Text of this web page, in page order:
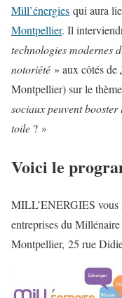
Mill’énergies qui aura
Montpellier. Il
technologies modernes
notoriété » aux côtés de
Montpellier) sur le
sociaux peuvent
toile ? »
Voici le
MILL’ENERGIES vous
entreprises du
Montpellier, 25 rue